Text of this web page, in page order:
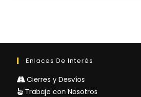
Enlaces De Interés
Cierres y Desvíos
Trabaje con Nosotros